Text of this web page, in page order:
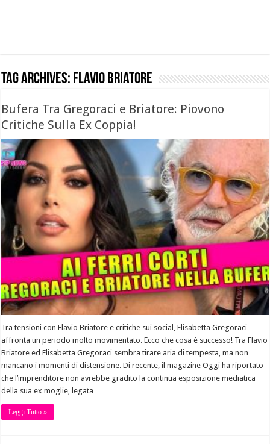
Tag Archives: flavio briatore
Bufera Tra Gregoraci e Briatore: Piovono
Critiche Sulla Ex Coppia!
Tra tensioni con Flavio Briatore e critiche sui social, Elisabetta Gregoraci
affronta un periodo molto movimentato. Ecco che cosa è successo! Tra Flavio
Briatore ed Elisabetta Gregoraci sembra tirare aria di tempesta, ma non
mancano i momenti di distensione. Di recente, il magazine Oggi ha riportato
che l’imprenditore non avrebbe gradito la continua esposizione mediatica
della sua ex moglie, legata …
Leggi Tutto »